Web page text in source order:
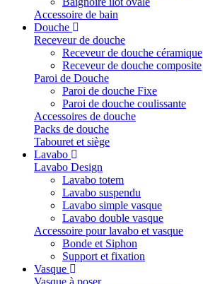
Accessoire de bain
Douche
Receveur de douche
Receveur de douche céramique
Receveur de douche composite
Paroi de Douche
Paroi de douche Fixe
Paroi de douche coulissante
Accessoires de douche
Packs de douche
Tabouret et siège
Lavabo
Lavabo Design
Lavabo totem
Lavabo suspendu
Lavabo simple vasque
Lavabo double vasque
Accessoire pour lavabo et vasque
Bonde et Siphon
Support et fixation
Vasque
Vasque à poser